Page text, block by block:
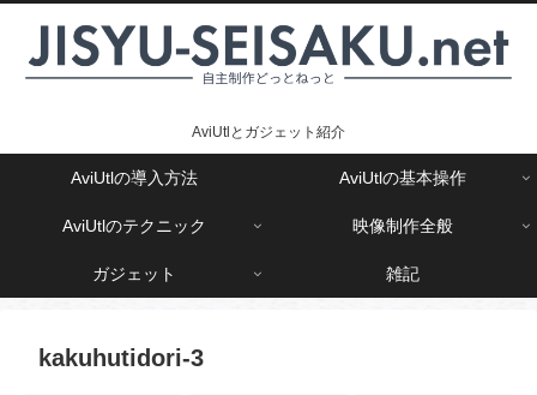
AviUtlとガジェット紹介
AviUtlの導入方法 AviUtlの基本操作
AviUtlのテクニック 映像制作全般
ガジェット 雑記
kakuhutidori-3